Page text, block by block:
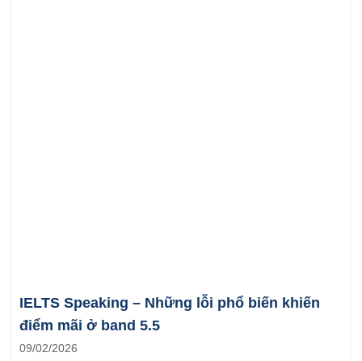
IELTS Speaking – Những lỗi phổ biến khiến
điểm mãi ở band 5.5
09/02/2026